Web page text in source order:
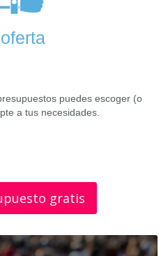
puedes escoger (o
a tus necesidades.
gratis